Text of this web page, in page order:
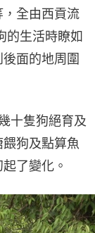
全由西貢流
的生活時瞭如
面的地周圍
十隻狗絕育及
狗及點算魚
了變化。